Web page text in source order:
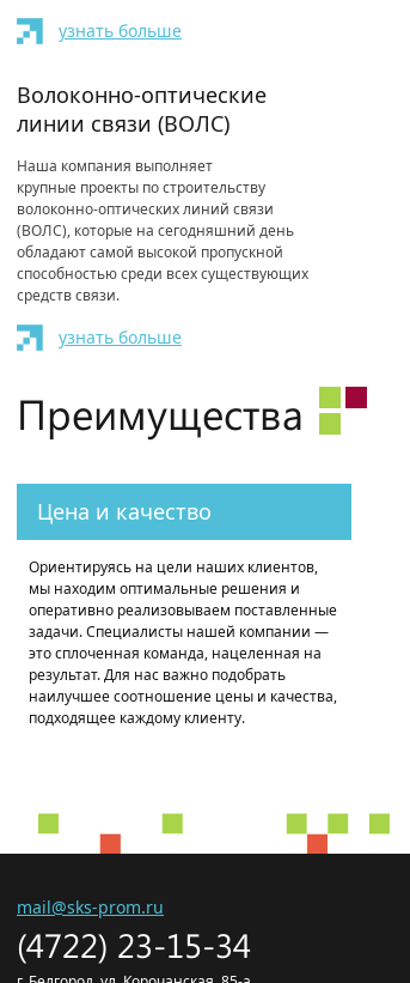
узнать больше
Волоконно-оптические
линии связи (ВОЛС)
Наша компания выполняет
крупные проекты по строительству
волоконно-оптических линий связи
(ВОЛС), которые на сегодняшний день
обладают самой высокой пропускной
способностью среди всех существующих
средств связи.
узнать больше
Преимущества
Цена и качество
Ориентируясь на цели наших клиентов,
мы находим оптимальные решения и
оперативно реализовываем поставленные
задачи. Специалисты нашей компании —
это сплоченная команда, нацеленная на
результат. Для нас важно подобрать
наилучшее соотношение цены и качества,
подходящее каждому клиенту.
mail@sks-prom.ru
(4722) 23-15-34